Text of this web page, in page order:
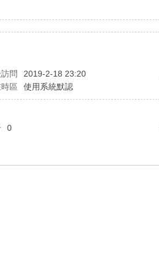
問 2019-2-18 23:20
區 使用系統默認
0